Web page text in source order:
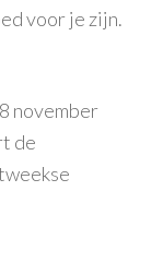
voor je zijn.
november
de